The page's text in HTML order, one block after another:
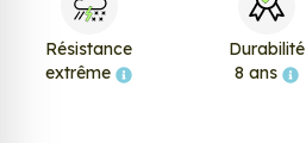
Résistance
extrême
Durabilité
8 ans